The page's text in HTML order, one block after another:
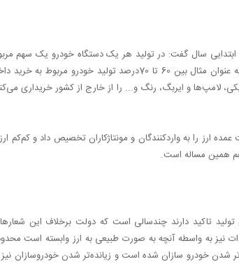
کارشناس صنعت خودرو در مورد افت تولید خودرو در 6 ماهه ابتدایی سال گفت: در تولید هر یک دستگاه خودرو یک
خرید ریالی خودرو می‌شود و بخش دیگر هم مربوط به خریدهای خارجی است، به عنوان مثال بین 60 تا 70درصد تولید خودرو
لامپ‌ها و ایربگ، رنگ و... را از خارج از کشور خریداری
ارز را به واردکنندگان و مونتاژکاران تخصیص داد و کم‌کم
همین مساله است.
تاکید دارند چندسالی است که دولت برخلاف این
نیز به واسطه آنچه به صورت طبیعی به ارز وابسته است
شدن خودرو سازان شده است و زیانده‌تر شدن خودروسازان